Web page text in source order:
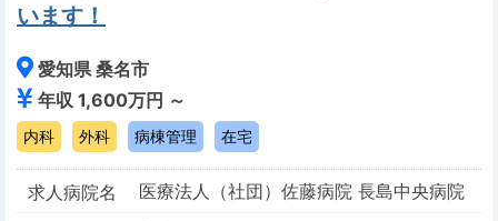
います！
愛知県 桑名市
年収 1,600万円 ～
内科 外科 病棟管理 在宅
求人病院名
医療法人（社団）佐藤病院 長島中央病院